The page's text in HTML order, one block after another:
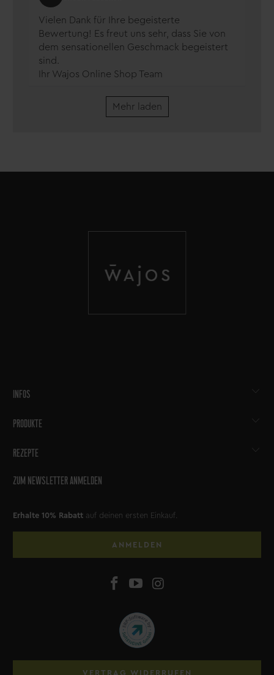
Vielen Dank für Ihre begeisterte
Bewertung! Es freut uns sehr, dass Sie von
dem sensationellen Geschmack begeistert
sind.
Ihr Wajos Online Shop Team
Mehr laden
INFOS
PRODUKTE
REZEPTE
ZUM NEWSLETTER ANMELDEN
Erhalte 10% Rabatt auf deinen ersten Einkauf.
ANMELDEN
VERTRAG WIDERRUFEN